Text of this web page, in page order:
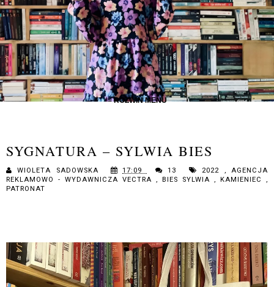
≡ ROZWIŃ MENU
SYGNATURA – SYLWIA BIES
WIOLETA SADOWSKA 17:09 13 2022 ,AGENCJA
REKLAMOWO - WYDAWNICZA VECTRA , BIES SYLWIA , KAMIENIEC ,
PATRONAT